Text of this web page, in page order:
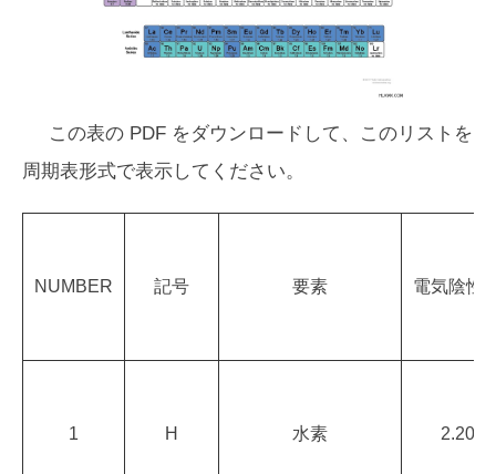
この表の PDF をダウンロードして、このリストを
周期表形式で表示してください。
NUMBER 記号 要素 電気陰性
1 H 水素 2.20